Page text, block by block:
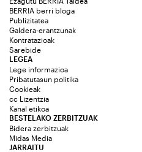
BERRIA berri bloga
Publizitatea
Galdera-erantzunak
Kontratazioak
Sarebide
JARRAITU
LEGEA
Lege informazioa
Pribatutasun politika
Cookieak
cc Lizentzia
Kanal etikoa
BESTELAKO ZERBITZUAK
Bidera zerbitzuak
Midas Media